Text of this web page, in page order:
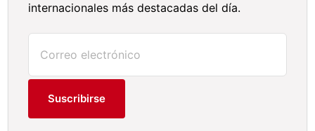
internacionales más destacadas del día.
Suscribirse